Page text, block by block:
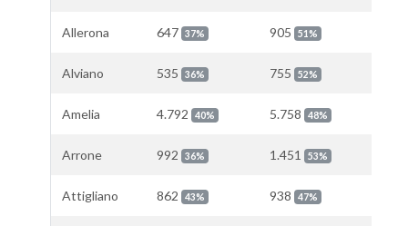
Allerona 647 37% 905 51%
Alviano 535 36% 755 52%
Amelia 4.792 40% 5.758 48%
Arrone 992 36% 1.451 53%
Attigliano 862 43% 938 47%